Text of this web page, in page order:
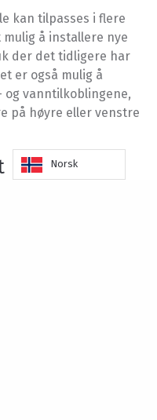
kan tilpasses i flere
å installere nye
der det tidligere har
er også mulig å
vanntilkoblingene,
på høyre eller venstre
Norsk